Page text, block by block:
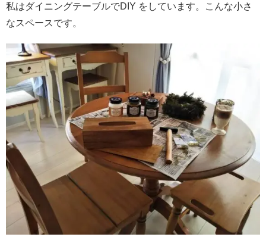
私はダイニングテーブルでDIY をしています。こんな小さ
なスペースです。